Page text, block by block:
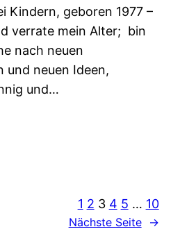
Kindern, geboren 1977 –
verrate mein Alter; bin
nach neuen
und neuen Ideen,
und…
1 2 3 4 5 … 10
Nächste Seite →